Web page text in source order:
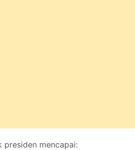
mencapai: